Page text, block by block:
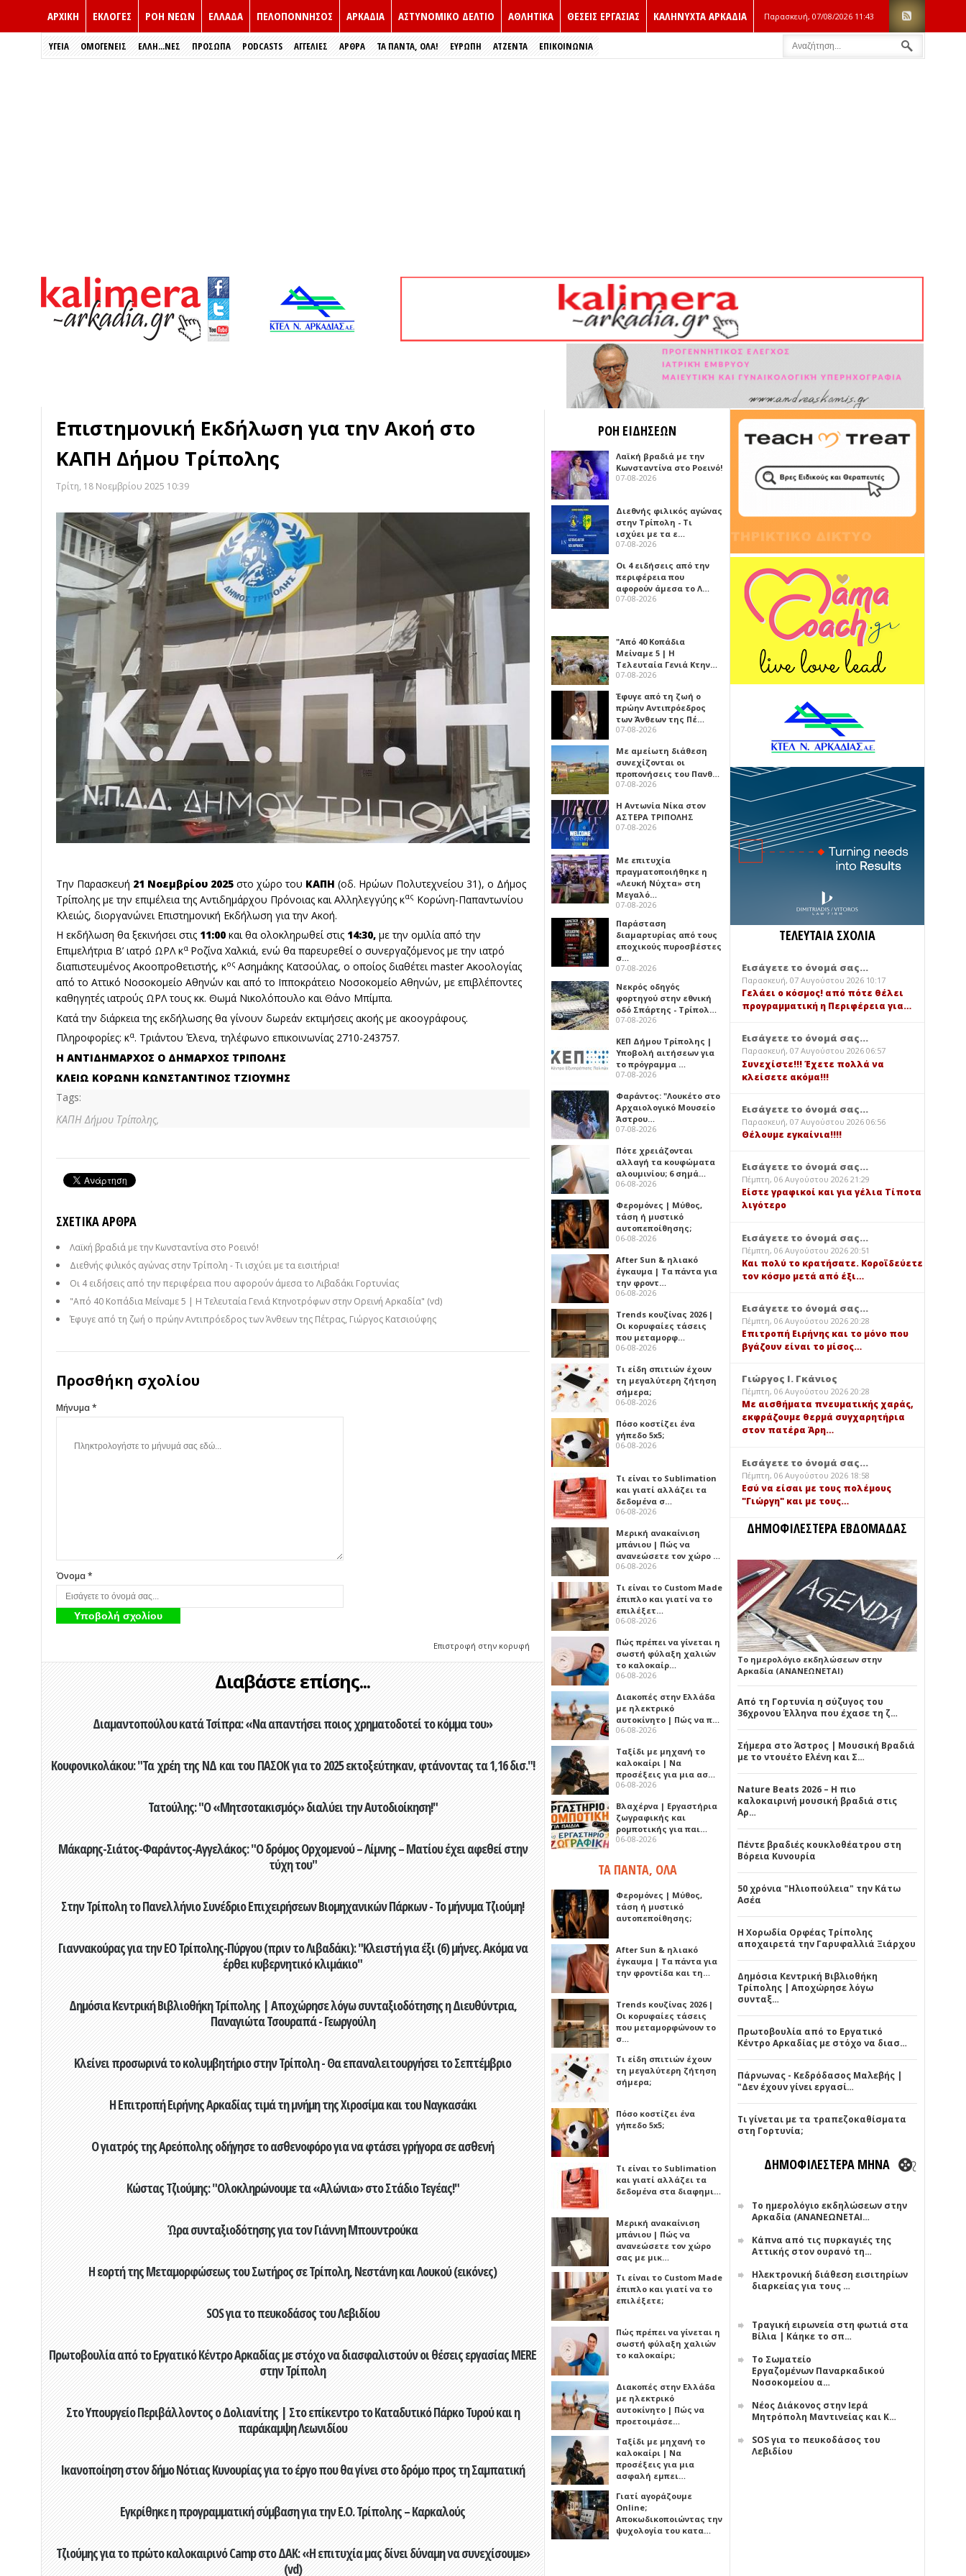
ΑΡΧΙΚΗ ΕΚΛΟΓΈΣ ΡΟΗ ΝΕΩΝ ΕΛΛΑΔΑ ΠΕΛΟΠΟΝΝΗΣΟΣ ΑΡΚΑΔΙΑ ΑΣΤΥΝΟΜΙΚΟ ΔΕΛΤΙΟ ΑΘΛΗΤΙΚΑ ΘΕΣΕΙΣ ΕΡΓΑΣΙΑΣ ΚΑΛΗΝΥΧΤΑ ΑΡΚΑΔΙΑ Παρασκευή, 07/08/2026 11:43
ΥΓΕΙΑ ΟΜΟΓΕΝΕΙΣ ΈΛΛΗ...ΝΕΣ ΠΡΌΣΩΠΑ PODCASTS ΑΓΓΕΛΙΕΣ ΑΡΘΡΑ ΤΑ ΠΑΝΤΑ, ΟΛΑ! ΕΥΡΏΠΗ ΑΤΖΕΝΤΑ ΕΠΙΚΟΙΝΩΝΙΑ
Επιστημονική Εκδήλωση για την Ακοή στο
ΚΑΠΗ Δήμου Τρίπολης
Τρίτη, 18 Νοεμβρίου 2025 10:39
Την Παρασκευή 21 Νοεμβρίου 2025 στο χώρο του ΚΑΠΗ (οδ. Ηρώων Πολυτεχνείου 31), ο Δήμος
Τρίπολης με την επιμέλεια της Αντιδημάρχου Πρόνοιας και Αλληλεγγύης κας Κορώνη-Παπαντωνίου
Κλειώς, διοργανώνει Επιστημονική Εκδήλωση για την Ακοή.
Η εκδήλωση θα ξεκινήσει στις 11:00 και θα ολοκληρωθεί στις 14:30, με την ομιλία από την
Επιμελήτρια Β’ ιατρό ΩΡΛ κα Ροζίνα Χαλκιά, ενώ θα παρευρεθεί ο συνεργαζόμενος με την ιατρό
διαπιστευμένος Ακοοπροθετιστής, κος Ασημάκης Κατσούλας, ο οποίος διαθέτει master Ακοολογίας
από το Αττικό Νοσοκομείο Αθηνών και από το Ιπποκράτειο Νοσοκομείο Αθηνών, με επιβλέποντες
καθηγητές ιατρούς ΩΡΛ τους κκ. Θωμά Νικολόπουλο και Θάνο Μπίμπα.
Κατά την διάρκεια της εκδήλωσης θα γίνουν δωρεάν εκτιμήσεις ακοής με ακοογράφους.
Πληροφορίες: κα. Τριάντου Έλενα, τηλέφωνο επικοινωνίας 2710-243757.
Η ΑΝΤΙΔΗΜΑΡΧΟΣ Ο ΔΗΜΑΡΧΟΣ ΤΡΙΠΟΛΗΣ
ΚΛΕΙΩ ΚΟΡΩΝΗ ΚΩΝΣΤΑΝΤΙΝΟΣ ΤΖΙΟΥΜΗΣ
Tags:
ΚΑΠΗ Δήμου Τρίπολης,
ΣΧΕΤΙΚΆ ΆΡΘΡΑ
Λαϊκή βραδιά με την Κωνσταντίνα στο Ροεινό!
Διεθνής φιλικός αγώνας στην Τρίπολη - Τι ισχύει με τα εισιτήρια!
Οι 4 ειδήσεις από την περιφέρεια που αφορούν άμεσα το Λιβαδάκι Γορτυνίας
"Από 40 Κοπάδια Μείναμε 5 | Η Τελευταία Γενιά Κτηνοτρόφων στην Ορεινή Αρκαδία" (vd)
Έφυγε από τη ζωή ο πρώην Αντιπρόεδρος των Άνθεων της Πέτρας, Γιώργος Κατσιούφης
Προσθήκη σχολίου
Μήνυμα *
Όνομα *
Επιστροφή στην κορυφή
Διαβάστε επίσης...
Διαμαντοπούλου κατά Τσίπρα: «Να απαντήσει ποιος χρηματοδοτεί το κόμμα του»
Κουφονικολάκου: "Τα χρέη της ΝΔ και του ΠΑΣΟΚ για το 2025 εκτοξεύτηκαν, φτάνοντας τα 1,16 δισ."!
Τατούλης: "Ο «Μητσοτακισμός» διαλύει την Αυτοδιοίκηση!"
Μάκαρης-Σιάτος-Φαράντος-Αγγελάκος: "Ο δρόμος Ορχομενού – Λίμνης – Ματίου έχει αφεθεί στην
τύχη του"
Στην Τρίπολη το Πανελλήνιο Συνέδριο Επιχειρήσεων Βιομηχανικών Πάρκων - Το μήνυμα Τζιούμη!
Γιαννακούρας για την EO Τρίπολης-Πύργου (πριν το Λιβαδάκι): "Κλειστή για έξι (6) μήνες. Ακόμα να
έρθει κυβερνητικό κλιμάκιο"
Δημόσια Κεντρική Βιβλιοθήκη Τρίπολης | Αποχώρησε λόγω συνταξιοδότησης η Διευθύντρια,
Παναγιώτα Τσουραπά - Γεωργούλη
Κλείνει προσωρινά το κολυμβητήριο στην Τρίπολη - Θα επαναλειτουργήσει το Σεπτέμβριο
Η Επιτροπή Ειρήνης Αρκαδίας τιμά τη μνήμη της Χιροσίμα και του Ναγκασάκι
Ο γιατρός της Αρεόπολης οδήγησε το ασθενοφόρο για να φτάσει γρήγορα σε ασθενή
Κώστας Τζιούμης: "Ολοκληρώνουμε τα «Αλώνια» στο Στάδιο Τεγέας!"
Ώρα συνταξιοδότησης για τον Γιάννη Μπουντρούκα
Η εορτή της Μεταμορφώσεως του Σωτήρος σε Τρίπολη, Νεστάνη και Λουκού (εικόνες)
SOS για το πευκοδάσος του Λεβιδίου
Πρωτοβουλία από το Εργατικό Κέντρο Αρκαδίας με στόχο να διασφαλιστούν οι θέσεις εργασίας MERE
στην Τρίπολη
Στο Υπουργείο Περιβάλλοντος ο Δολιανίτης | Στο επίκεντρο το Καταδυτικό Πάρκο Τυρού και η
παράκαμψη Λεωνιδίου
Ικανοποίηση στον δήμο Νότιας Κυνουρίας για το έργο που θα γίνει στο δρόμο προς τη Σαμπατική
Εγκρίθηκε η προγραμματική σύμβαση για την Ε.Ο. Τρίπολης – Καρκαλούς
Τζιούμης για το πρώτο καλοκαιρινό Camp στο ΔΑΚ: «Η επιτυχία μας δίνει δύναμη να συνεχίσουμε»
(vd)
ΡΟΗ ΕΙΔΗΣΕΩΝ
Λαϊκή βραδιά με την
Κωνσταντίνα στο Ροεινό!
07-08-2026
Διεθνής φιλικός αγώνας
στην Τρίπολη - Τι
ισχύει με τα ε…
07-08-2026
Οι 4 ειδήσεις από την
περιφέρεια που
αφορούν άμεσα το Λ…
07-08-2026
"Από 40 Κοπάδια
Μείναμε 5 | Η
Τελευταία Γενιά Κτην…
07-08-2026
Έφυγε από τη ζωή ο
πρώην Αντιπρόεδρος
των Άνθεων της Πέ…
07-08-2026
Με αμείωτη διάθεση
συνεχίζονται οι
προπονήσεις του Πανθ…
07-08-2026
Η Αντωνία Νίκα στον
ΑΣΤΕΡΑ ΤΡΙΠΟΛΗΣ
07-08-2026
Με επιτυχία
πραγματοποιήθηκε η
«Λευκή Νύχτα» στη
Μεγαλό…
07-08-2026
Παράσταση
διαμαρτυρίας από τους
εποχικούς πυροσβέστες
σ…
07-08-2026
Νεκρός οδηγός
φορτηγού στην εθνική
οδό Σπάρτης - Τρίπολ…
07-08-2026
ΚΕΠ Δήμου Τρίπολης |
Υποβολή αιτήσεων για
το πρόγραμμα …
07-08-2026
Φαράντος: "Λουκέτο στο
Αρχαιολογικό Μουσείο
Άστρου…
07-08-2026
Πότε χρειάζονται
αλλαγή τα κουφώματα
αλουμινίου; 6 σημά…
06-08-2026
Φερομόνες | Μύθος,
τάση ή μυστικό
αυτοπεποίθησης;
06-08-2026
After Sun & ηλιακό
έγκαυμα | Τα πάντα για
την φροντ…
06-08-2026
Trends κουζίνας 2026 |
Οι κορυφαίες τάσεις
που μεταμορφ…
06-08-2026
Τι είδη σπιτιών έχουν
τη μεγαλύτερη ζήτηση
σήμερα;
06-08-2026
Πόσο κοστίζει ένα
γήπεδο 5x5;
06-08-2026
Τι είναι το Sublimation
και γιατί αλλάζει τα
δεδομένα σ…
06-08-2026
Μερική ανακαίνιση
μπάνιου | Πώς να
ανανεώσετε τον χώρο …
06-08-2026
Τι είναι το Custom Made
έπιπλο και γιατί να το
επιλέξετ…
06-08-2026
Πώς πρέπει να γίνεται η
σωστή φύλαξη χαλιών
το καλοκαίρ…
06-08-2026
Διακοπές στην Ελλάδα
με ηλεκτρικό
αυτοκίνητο | Πώς να π…
06-08-2026
Ταξίδι με μηχανή το
καλοκαίρι | Να
προσέξεις για μια ασ…
06-08-2026
Βλαχέρνα | Εργαστήρια
ζωγραφικής και
ρομποτικής για παι…
06-08-2026
ΤΑ ΠΑΝΤΑ, ΟΛΑ
Φερομόνες | Μύθος,
τάση ή μυστικό
αυτοπεποίθησης;
After Sun & ηλιακό
έγκαυμα | Τα πάντα για
την φροντίδα και τη…
Trends κουζίνας 2026 |
Οι κορυφαίες τάσεις
που μεταμορφώνουν το
σ…
Τι είδη σπιτιών έχουν
τη μεγαλύτερη ζήτηση
σήμερα;
Πόσο κοστίζει ένα
γήπεδο 5x5;
Τι είναι το Sublimation
και γιατί αλλάζει τα
δεδομένα στα διαφημι…
Μερική ανακαίνιση
μπάνιου | Πώς να
ανανεώσετε τον χώρο
σας με μικ…
Τι είναι το Custom Made
έπιπλο και γιατί να το
επιλέξετε;
Πώς πρέπει να γίνεται η
σωστή φύλαξη χαλιών
το καλοκαίρι;
Διακοπές στην Ελλάδα
με ηλεκτρικό
αυτοκίνητο | Πώς να
προετοιμάσε…
Ταξίδι με μηχανή το
καλοκαίρι | Να
προσέξεις για μια
ασφαλή εμπει…
Γιατί αγοράζουμε
Online;
Αποκωδικοποιώντας την
ψυχολογία του κατα…
ΤΕΛΕΥΤΑΙΑ ΣΧΟΛΙΑ
Εισάγετε το όνομά σας...
Παρασκευή, 07 Αυγούστου 2026 10:17
Γελάει ο κόσμος! από πότε θέλει
προγραμματική η Περιφέρεια για…
Εισάγετε το όνομά σας...
Παρασκευή, 07 Αυγούστου 2026 06:57
Συνεχίστε!!! Έχετε πολλά να
κλείσετε ακόμα!!!
Εισάγετε το όνομά σας...
Παρασκευή, 07 Αυγούστου 2026 06:56
Θέλουμε εγκαίνια!!!!
Εισάγετε το όνομά σας...
Πέμπτη, 06 Αυγούστου 2026 21:29
Είστε γραφικοί και για γέλια Τίποτα
λιγότερο
Εισάγετε το όνομά σας...
Πέμπτη, 06 Αυγούστου 2026 20:51
Και πολύ το κρατήσατε. Κοροϊδεύετε
τον κόσμο μετά από έξι…
Εισάγετε το όνομά σας...
Πέμπτη, 06 Αυγούστου 2026 20:28
Επιτροπή Ειρήνης και το μόνο που
βγάζουν είναι το μίσος…
Γιώργος Ι. Γκάνιος
Πέμπτη, 06 Αυγούστου 2026 20:28
Με αισθήματα πνευματικής χαράς,
εκφράζουμε θερμά συγχαρητήρια
στον πατέρα Άρη…
Εισάγετε το όνομά σας...
Πέμπτη, 06 Αυγούστου 2026 18:58
Εσύ να είσαι με τους πολέμους
"Γιώργη" και με τους…
ΔΗΜΟΦΙΛΕΣΤΕΡΑ ΕΒΔΟΜΑΔΑΣ
Το ημερολόγιο εκδηλώσεων στην
Αρκαδία (ΑΝΑΝΕΩΝΕΤΑΙ)
Από τη Γορτυνία η σύζυγος του
36χρονου Έλληνα που έχασε τη ζ…
Σήμερα στο Άστρος | Μουσική Βραδιά
με το ντουέτο Ελένη και Σ…
Nature Beats 2026 – Η πιο
καλοκαιρινή μουσική βραδιά στις
Αρ…
Πέντε βραδιές κουκλοθέατρου στη
Βόρεια Κυνουρία
50 χρόνια "Ηλιοπούλεια" την Κάτω
Ασέα
Η Χορωδία Ορφέας Τρίπολης
αποχαιρετά την Γαρυφαλλιά Ξιάρχου
Δημόσια Κεντρική Βιβλιοθήκη
Τρίπολης | Αποχώρησε λόγω
συνταξ…
Πρωτοβουλία από το Εργατικό
Κέντρο Αρκαδίας με στόχο να διασ…
Πάρνωνας - Κεδρόδασος Μαλεβής |
"Δεν έχουν γίνει εργασί…
Τι γίνεται με τα τραπεζοκαθίσματα
στη Γορτυνία;
ΔΗΜΟΦΙΛΕΣΤΕΡΑ ΜΗΝΑ
Το ημερολόγιο εκδηλώσεων στην
Αρκαδία (ΑΝΑΝΕΩΝΕΤΑΙ…
Κάπνα από τις πυρκαγιές της
Αττικής στον ουρανό τη…
Ηλεκτρονική διάθεση εισιτηρίων
διαρκείας για τους …
Τραγική ειρωνεία στη φωτιά στα
Βίλια | Κάηκε το σπ…
Το Σωματείο
Εργαζομένων Παναρκαδικού
Νοσοκομείου α…
Νέος Διάκονος στην Ιερά
Μητρόπολη Μαντινείας και Κ…
SOS για το πευκοδάσος του
Λεβιδίου